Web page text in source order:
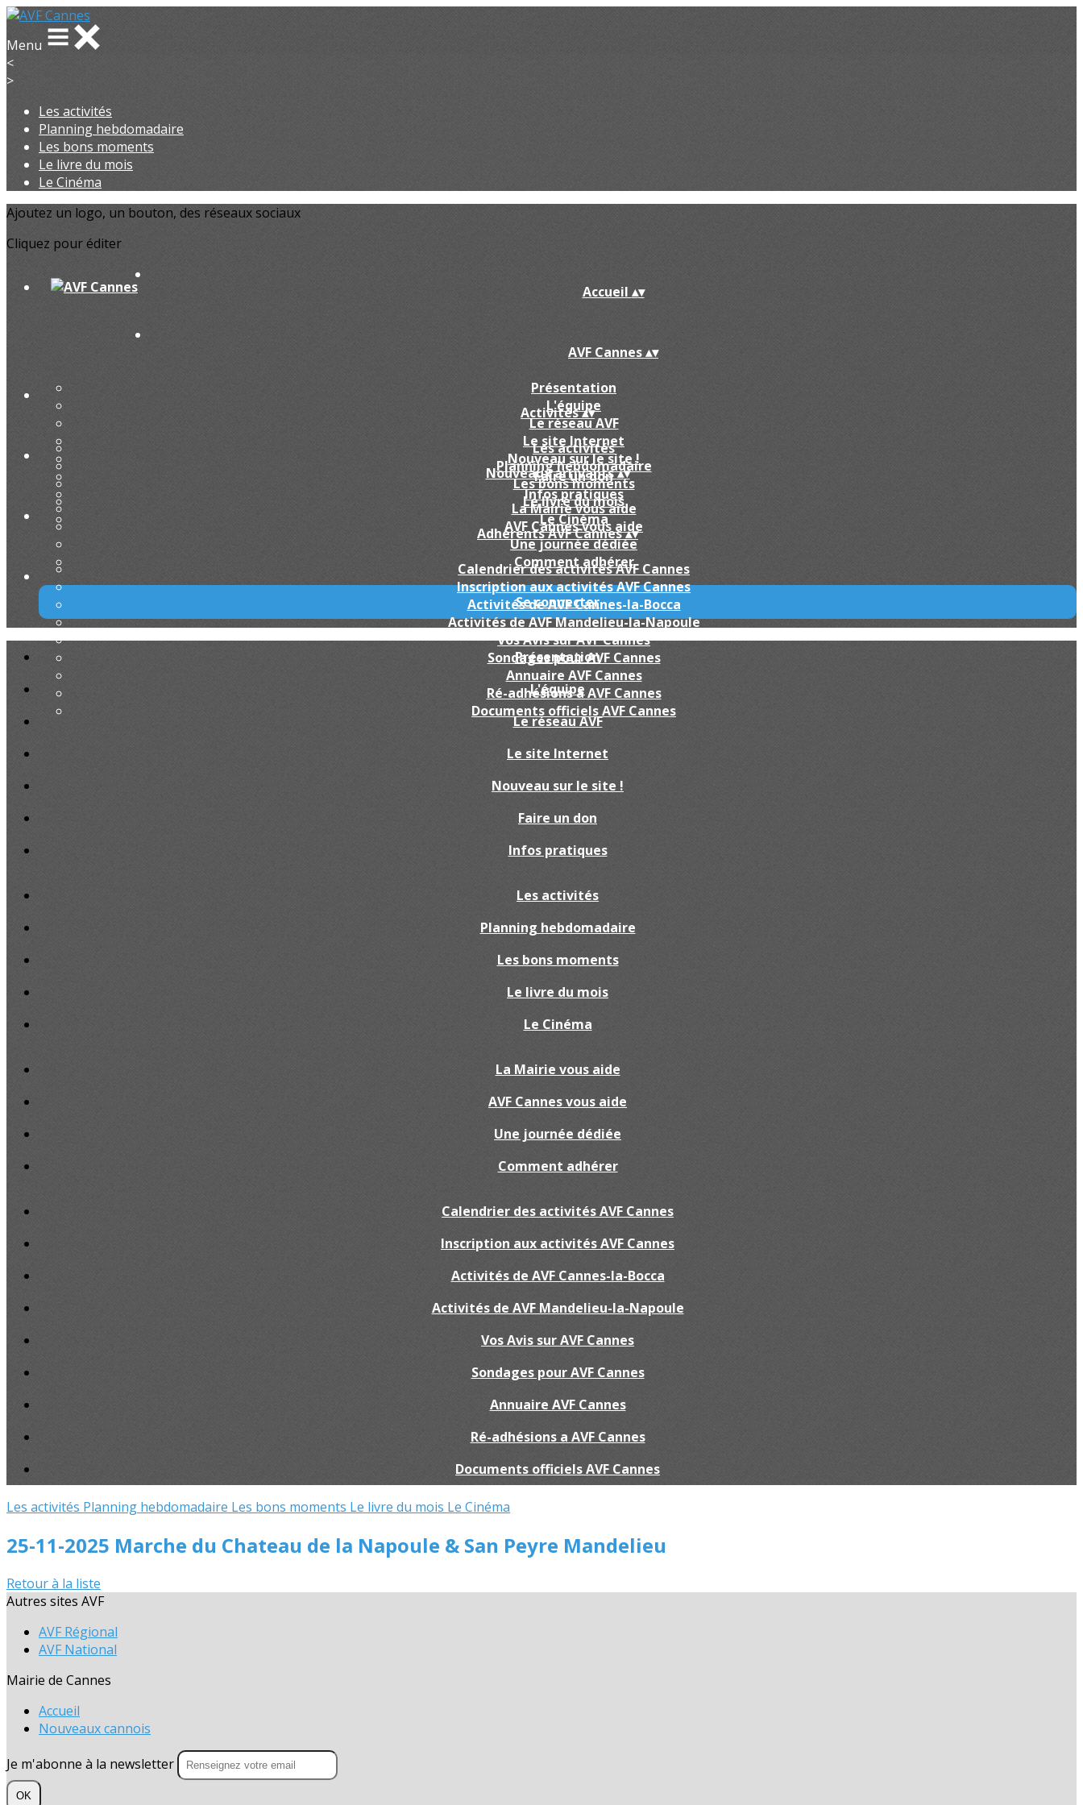
Menu
<
>
Les activités
Planning hebdomadaire
Les bons moments
Le livre du mois
Le Cinéma
Ajoutez un logo, un bouton, des réseaux sociaux
Cliquez pour éditer
Accueil ▴▾
AVF Cannes▴▾
Présentation
L'équipe
Le réseau AVF
Le site Internet
Nouveau sur le site !
Faire un don
Infos pratiques
Activités▴▾
Les activités
Planning hebdomadaire
Les bons moments
Le livre du mois
Le Cinéma
Nouveaux arrivants▴▾
La Mairie vous aide
AVF Cannes vous aide
Une journée dédiée
Comment adhérer
Adhérents AVF Cannes▴▾
Calendrier des activités AVF Cannes
Inscription aux activités AVF Cannes
Activités de AVF Cannes-la-Bocca
Activités de AVF Mandelieu-la-Napoule
Vos Avis sur AVF Cannes
Sondages pour AVF Cannes
Annuaire AVF Cannes
Ré-adhésions a AVF Cannes
Documents officiels AVF Cannes
Se connecter
Présentation
L'équipe
Le réseau AVF
Le site Internet
Nouveau sur le site !
Faire un don
Infos pratiques
Les activités
Planning hebdomadaire
Les bons moments
Le livre du mois
Le Cinéma
La Mairie vous aide
AVF Cannes vous aide
Une journée dédiée
Comment adhérer
Calendrier des activités AVF Cannes
Inscription aux activités AVF Cannes
Activités de AVF Cannes-la-Bocca
Activités de AVF Mandelieu-la-Napoule
Vos Avis sur AVF Cannes
Sondages pour AVF Cannes
Annuaire AVF Cannes
Ré-adhésions a AVF Cannes
Documents officiels AVF Cannes
Les activités Planning hebdomadaire Les bons moments Le livre du mois Le Cinéma
25-11-2025 Marche du Chateau de la Napoule & San Peyre Mandelieu
Retour à la liste
Autres sites AVF
AVF Régional
AVF National
Mairie de Cannes
Accueil
Nouveaux cannois
Je m'abonne à la newsletter
OK